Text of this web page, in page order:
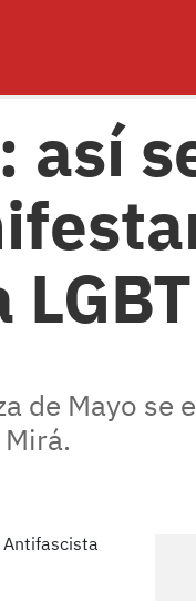
así
de Mayo se